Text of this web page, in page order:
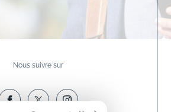
Nous suivre sur